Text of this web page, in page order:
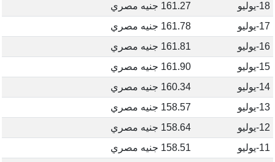
18-يوليو
161.27 جنيه مصري
17-يوليو
161.78 جنيه مصري
16-يوليو
161.81 جنيه مصري
15-يوليو
161.90 جنيه مصري
14-يوليو
160.34 جنيه مصري
13-يوليو
158.57 جنيه مصري
12-يوليو
158.64 جنيه مصري
11-يوليو
158.51 جنيه مصري